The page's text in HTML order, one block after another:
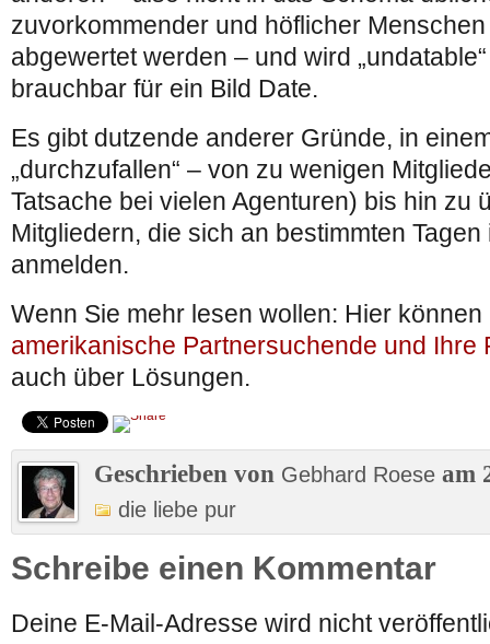
zuvorkommender und höflicher
abgewertet werden – und wird
brauchbar für ein Bild Date.
Es gibt dutzende anderer Gründe, in
„durchzufallen“ – von zu wenigen
Tatsache bei vielen Agenturen) bis hin zu
Mitgliedern, die sich an bestimmten
anmelden.
Wenn Sie mehr lesen wollen: Hier
amerikanische Partnersuchende und Ihre
auch über Lösungen.
Geschrieben von Gebhard Roese am
die liebe pur
Schreibe einen Kommentar
Deine E-Mail-Adresse wird nicht